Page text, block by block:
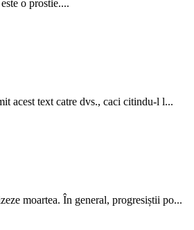
o prostie....
acest text catre dvs., caci citindu-l l...
moartea. În general, progresiștii po...